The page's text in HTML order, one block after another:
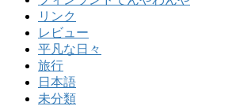
リンク
レビュー
平凡な日々
旅行
日本語
未分類